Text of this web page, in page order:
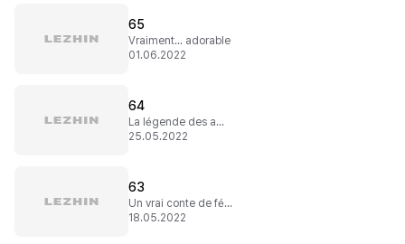
65
Vraiment... adorable
01.06.2022
64
La légende des amants perdus
25.05.2022
63
Un vrai conte de fées
18.05.2022